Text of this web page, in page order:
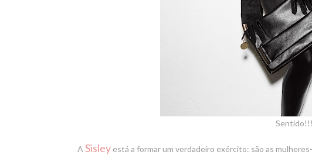
A Sisley está a formar um verdadeiro exército: são as